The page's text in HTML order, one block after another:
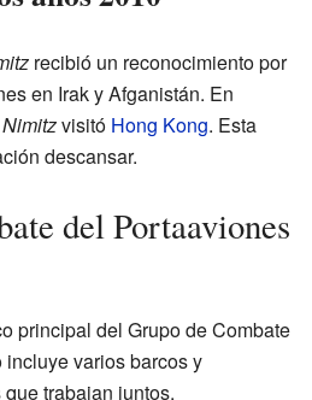
recibió un reconocimiento por
en Irak y Afganistán. En
Nimitzvisitó Hong Kong. Esta
descansar.
del Portaaviones
principal del Grupo de Combate
incluye varios barcos y
trabajan juntos.